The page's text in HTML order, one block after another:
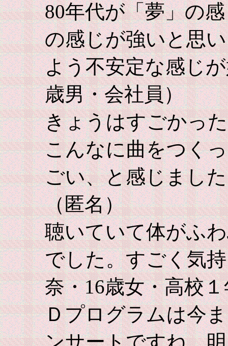
80年代が「夢」の
の感じが強いと思
よう不安定な感じ
歳男・会社員）
きょうはすごかっ
こんなに曲をつく
ごい、と感じまし
（匿名）
聴いていて体がふ
でした。すごく気
奈・16歳女・高校
Ｄプログラムは今